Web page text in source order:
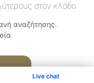
Live chat
στον κλάδο
αναζήτησης.